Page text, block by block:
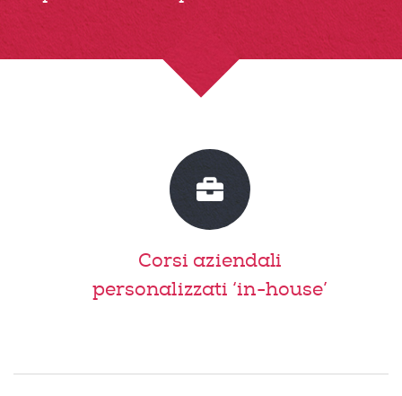
Corsi aziendali
personalizzati ‘in-house’